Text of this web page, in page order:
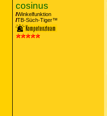
cosinus
Winkelfunktion
TB-Süch-Tiger™